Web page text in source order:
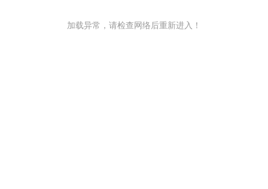
加载异常，请检查网络后重新进入！